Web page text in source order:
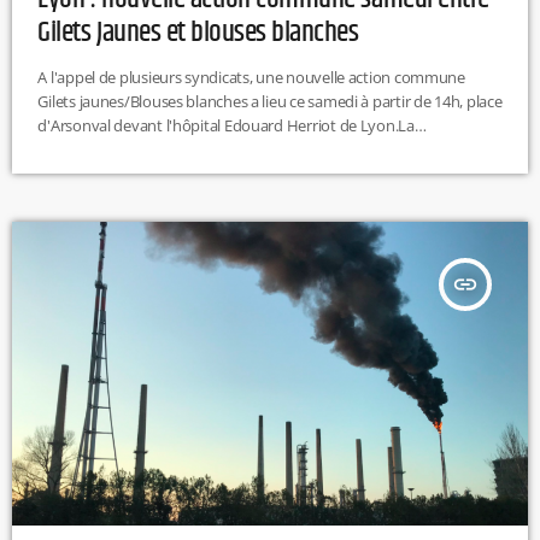
Gilets Jaunes et blouses blanches
A l'appel de plusieurs syndicats, une nouvelle action commune
Gilets jaunes/Blouses blanches a lieu ce samedi à partir de 14h, place
d'Arsonval devant l'hôpital Edouard Herriot de Lyon.La
les Hospices civils de Lyon. Les syndicats ainsi que les différents
pour défendre l'hôpital public.
insert_link